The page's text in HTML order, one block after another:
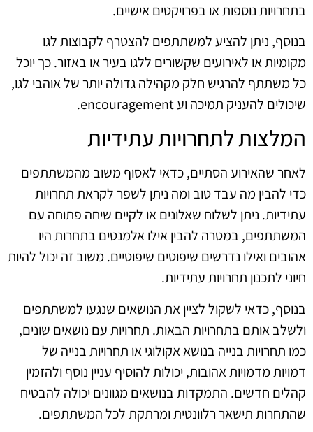
בתחרויות נוספות או בפרויקטים אישיים.
בנוסף, ניתן להציע למשתתפים להצטרף לקבוצות לגו
מקומיות או לאירועים שקשורים ללגו בעיר או באזור. כך יוכל
כל משתתף להרגיש חלק מקהילה גדולה יותר של אוהבי לגו,
שיכולים להעניק תמיכה וע encouragement.
המלצות לתחרויות עתידיות
לאחר שהאירוע הסתיים, כדאי לאסוף משוב מהמשתתפים
כדי להבין מה עבד טוב ומה ניתן לשפר לקראת תחרויות
עתידיות. ניתן לשלוח שאלונים או לקיים שיחה פתוחה עם
המשתתפים, במטרה להבין אילו אלמנטים בתחרות היו
אהובים ואילו נדרשים שיפוטים שיפוטיים. משוב זה יכול להיות
חיוני לתכנון תחרויות עתידיות.
בנוסף, כדאי לשקול לציין את הנושאים שנגעו למשתתפים
ולשלב אותם בתחרויות הבאות. תחרויות עם נושאים שונים,
כמו תחרויות בנייה בנושא אקולוגי או תחרויות בנייה של
דמויות מדמויות אהובות, יכולות להוסיף עניין נוסף ולהזמין
קהלים חדשים. התמקדות בנושאים מגוונים יכולה להבטיח
שהתחרות תישאר רלוונטית ומרתקת לכל המשתתפים.